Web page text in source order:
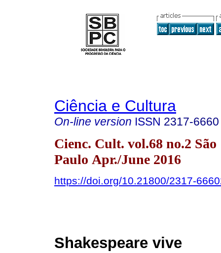
Ciência e Cultura
On-line version ISSN 2317-6660
Cienc. Cult. vol.68 no.2 São
Paulo Apr./June 2016
https://doi.org/10.21800/2317-
Shakespeare vive